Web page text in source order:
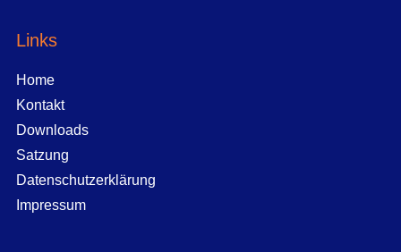
Links
Home
Kontakt
Downloads
Satzung
Datenschutzerklärung
Impressum